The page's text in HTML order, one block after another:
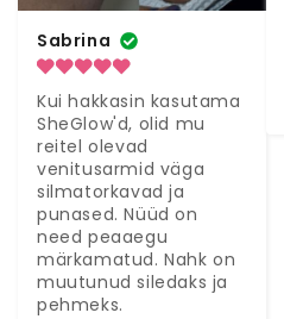
Sabrina
Kui hakkasin kasutama
SheGlow'd, olid mu
reitel olevad
venitusarmid väga
silmatorkavad ja
punased. Nüüd on
need peaaegu
märkamatud. Nahk on
muutunud siledaks ja
pehmeks.